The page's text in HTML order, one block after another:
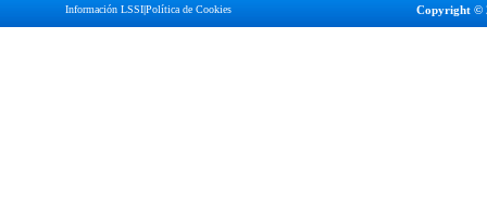
Información LSSI|Política de Cookies Copyright ©